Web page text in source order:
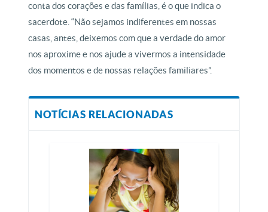
conta dos corações e das famílias, é o que indica o
sacerdote. “Não sejamos indiferentes em nossas
casas, antes, deixemos com que a verdade do amor
nos aproxime e nos ajude a vivermos a intensidade
dos momentos e de nossas relações familiares”.
NOTÍCIAS RELACIONADAS